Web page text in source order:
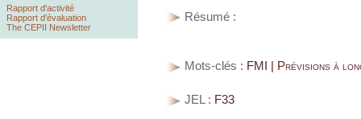
Rapport d'activité
Rapport d'évaluation
The CEPII Newsletter
Résumé :
Mots-clés : FMI | Prévisions à
JEL : F33